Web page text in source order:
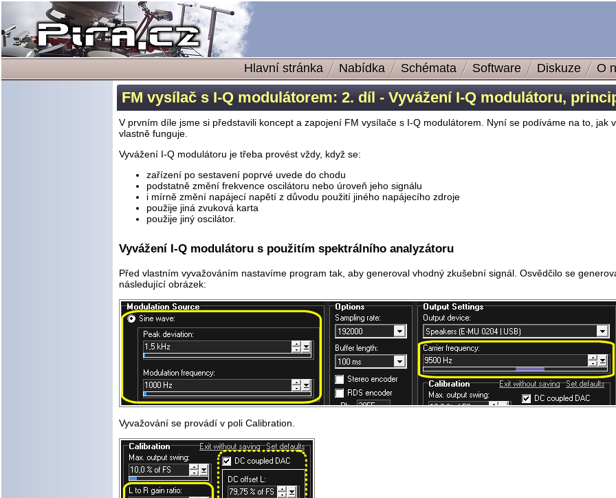
Hlavní stránka Nabídka Schémata Software Diskuze O
FM vysílač s I-Q modulátorem: 2. díl - Vyvážení I-Q modulátoru,
V prvním díle jsme si představili koncept a zapojení FM vysílače s I-Q modulátorem. Nyní se podíváme na to,
vlastně funguje.
Vyvážení I-Q modulátoru je třeba provést vždy, když se:
zařízení po sestavení poprvé uvede do chodu
podstatně změní frekvence oscilátoru nebo úroveň jeho signálu
i mírně změní napájecí napětí z důvodu použití jiného napájecího zdroje
použije jiná zvuková karta
použije jiný oscilátor.
Vyvážení I-Q modulátoru s použitím spektrálního analyzátoru
Před vlastním vyvažováním nastavíme program tak, aby generoval vhodný zkušební signál. Osvědčilo se
následující obrázek:
Vyvažování se provádí v poli Calibration.